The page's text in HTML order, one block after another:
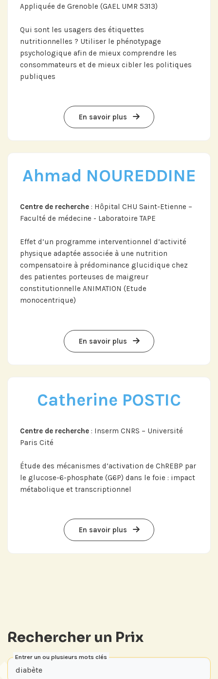
Appliquée de Grenoble (GAEL UMR 5313)
Qui sont les usagers des étiquettes
nutritionnelles ? Utiliser le phénotypage
psychologique afin de mieux comprendre les
consommateurs et de mieux cibler les politiques
publiques
En savoir plus
Ahmad NOUREDDINE
Centre de recherche : Hôpital CHU Saint-Etienne –
Faculté de médecine - Laboratoire TAPE
Effet d’un programme interventionnel d’activité
physique adaptée associée à une nutrition
compensatoire à prédominance glucidique chez
des patientes porteuses de maigreur
constitutionnelle ANIMATION (Etude
monocentrique)
En savoir plus
Catherine POSTIC
Centre de recherche : Inserm CNRS – Université
Paris Cité
Étude des mécanismes d’activation de ChREBP par
le glucose-6-phosphate (G6P) dans le foie : impact
métabolique et transcriptionnel
En savoir plus
Rechercher un Prix
Entrer un ou plusieurs mots clés
Abonnez-vous à notre compte
LinkedIn pour suivre nos actualités,
événements et les avancées de
Abonnez-vous sur LinkedIn
mail, recevez nos newsletters en
fonction de vos centres d'intérêt :
Prix Projets de Recherche